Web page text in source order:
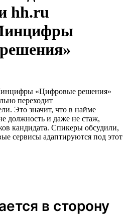
hh.ru
«Цифровые решения»
переходит
Это значит, что в найме
должность и даже не стаж,
кандидата. Спикеры обсудили,
сервисы адаптируются под этот
в сторону